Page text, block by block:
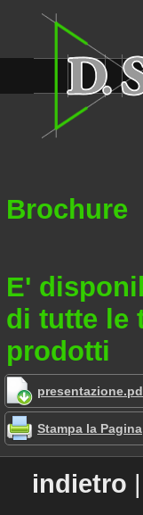
Brochure
E'
di tutte le
prodotti
Stampa la Pagina
indietro |